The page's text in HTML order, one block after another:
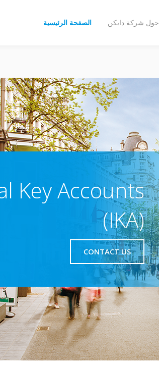
الصفحة الرئيسية حول شركة دايكن
Key Accounts
(IKA)
CONTACT US